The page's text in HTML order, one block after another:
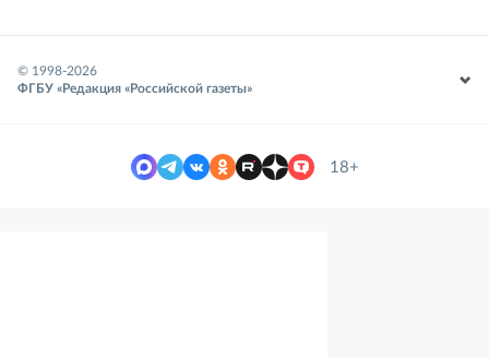
© 1998-2026
ФГБУ «Редакция «Российской газеты»
18+